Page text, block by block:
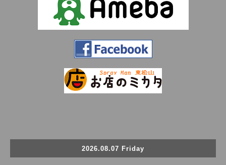
2026.08.07 Friday